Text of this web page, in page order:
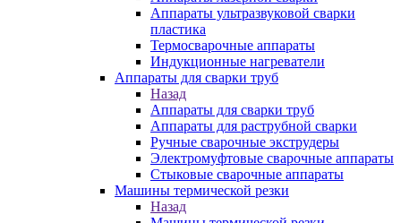
Аппараты ультразвуковой сварки
пластика
Термосварочные аппараты
Индукционные нагреватели
Аппараты для сварки труб
Назад
Аппараты для сварки труб
Аппараты для раструбной сварки
Ручные сварочные экструдеры
Электромуфтовые сварочные аппараты
Стыковые сварочные аппараты
Машины термической резки
Назад